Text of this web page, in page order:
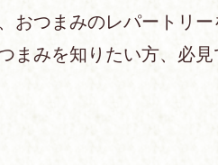
ーナー
ト
向け見学・体験
部の部屋
おつまみのレパートリ
まみを知りたい方、必